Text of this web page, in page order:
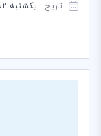
تاریخ : یکشنبه 02 بهمن 1401